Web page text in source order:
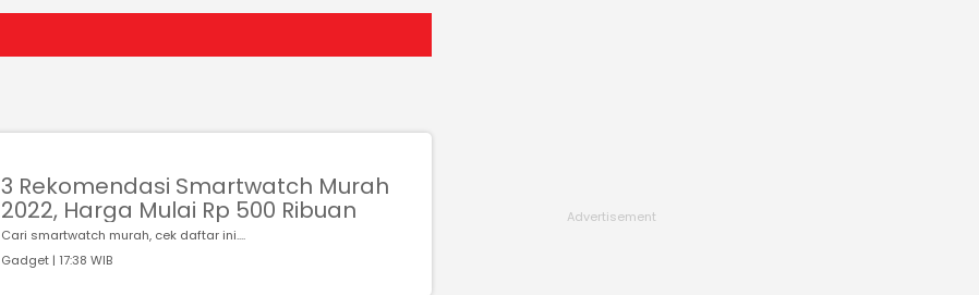
3 Rekomendasi Smartwatch Murah
2022, Harga Mulai Rp 500 Ribuan
Cari smartwatch murah, cek daftar ini....
Gadget | 17:38 WIB